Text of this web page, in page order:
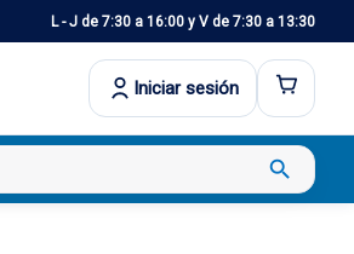
L - J de 7:30 a 16:00 y V de 7:30 a 13:30
Iniciar sesión
search